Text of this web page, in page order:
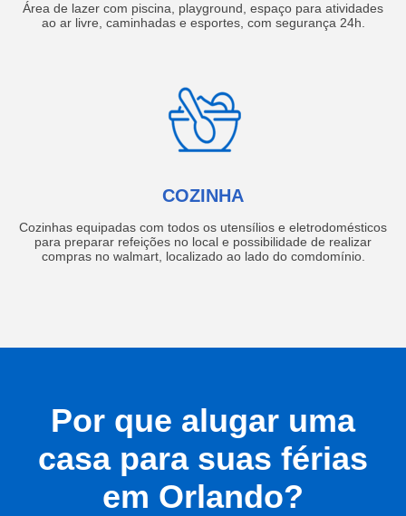
Área de lazer com piscina, playground, espaço para atividades
ao ar livre, caminhadas e esportes, com segurança 24h.
COZINHA
Cozinhas equipadas com todos os utensílios e eletrodomésticos
para preparar refeições no local e possibilidade de realizar
compras no walmart, localizado ao lado do comdomínio.
Por que alugar uma
casa para suas férias
em Orlando?